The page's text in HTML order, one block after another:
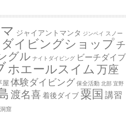
ジャイアントマンタ ジンベイ
スノー
ダイビングショップチ
グル ナイトダイビング ビーチダイブ
ホエールスイム 万座
屋 体験ダイビング 保全活動 北部 宜野
渡名喜 着後ダイブ 粟国 講習
窟